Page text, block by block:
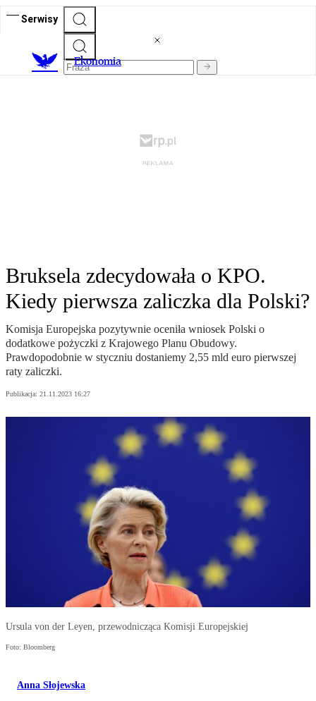
Serwisy
Ekonomia
Bruksela zdecydowała o KPO.
Kiedy pierwsza zaliczka dla Polski?
Komisja Europejska pozytywnie oceniła wniosek Polski o
dodatkowe pożyczki z Krajowego Planu Obudowy.
Prawdopodobnie w styczniu dostaniemy 2,55 mld euro pierwszej
raty zaliczki.
Publikacja: 21.11.2023 16:27
Ursula von der Leyen, przewodnicząca Komisji Europejskiej
Foto: Bloomberg
Anna Słojewska